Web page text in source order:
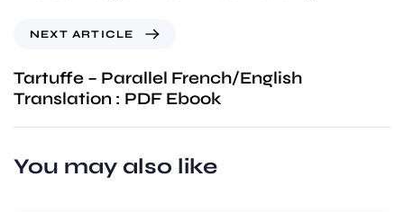
NEXT ARTICLE
Tartuffe – Parallel French/English
Translation : PDF Ebook
You may also like